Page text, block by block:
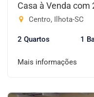
Casa à Venda com
Centro, Ilhota-SC
2 Quartos 1
Mais informações